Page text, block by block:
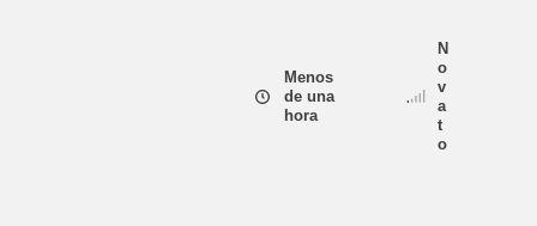
educación y desarrollo de capacidades
Menos
de una
hora
N
o
v
a
t
o